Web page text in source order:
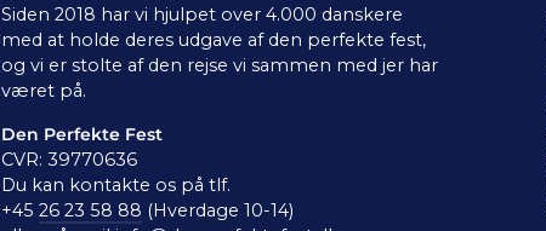
Siden 2018 har vi hjulpet over 4.000 danskere
med at holde deres udgave af den perfekte fest,
og vi er stolte af den rejse vi sammen med jer har
været på.
Den Perfekte Fest
CVR: 39770636
Du kan kontakte os på tlf.
+45 26 23 58 88 (Hverdage 10-14)